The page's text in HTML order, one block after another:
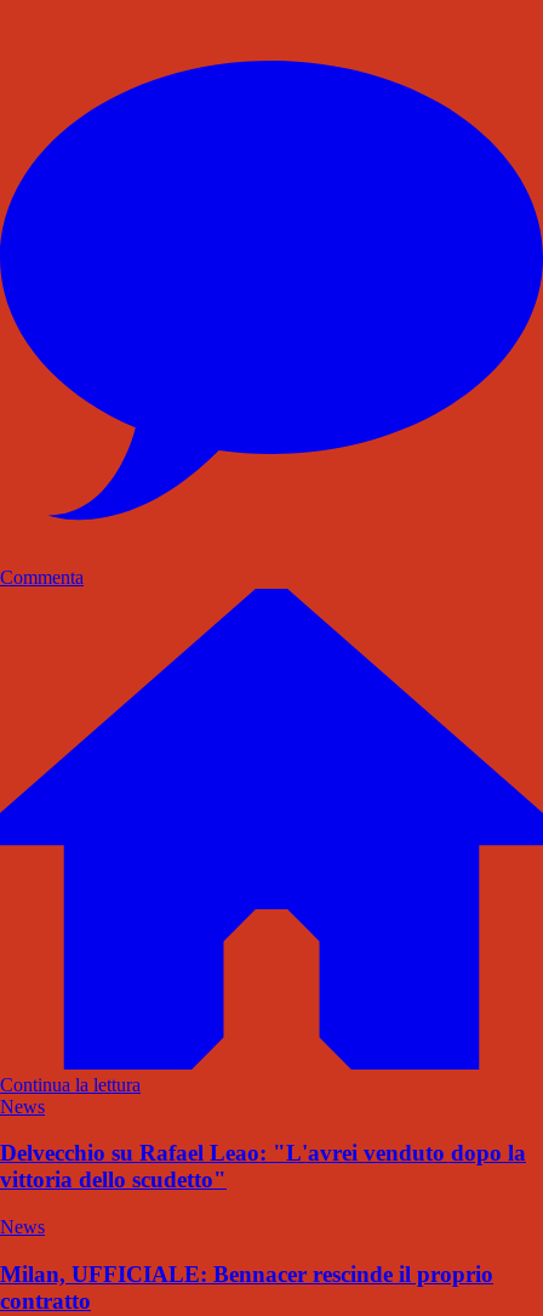
Commenta
Continua la lettura
News
Delvecchio su Rafael Leao: "L'avrei venduto dopo la
vittoria dello scudetto"
News
Milan, UFFICIALE: Bennacer rescinde il proprio
contratto